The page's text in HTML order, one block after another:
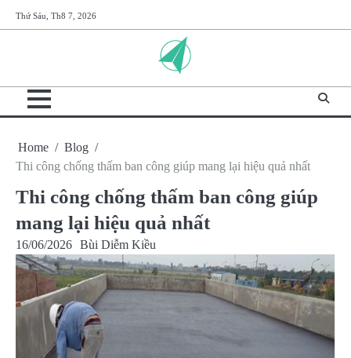
to
Thứ Sáu, Th8 7, 2026
Home
Blog
Thi công chống thấm ban công giúp mang lại hiệu quả nhất
Thi công chống thấm ban công giúp
mang lại hiệu quả nhất
16/06/2026 Bùi Diễm Kiều